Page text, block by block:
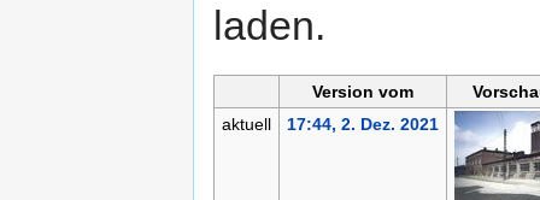
laden.
Version vom
aktuell
17:44, 2. Dez. 2021